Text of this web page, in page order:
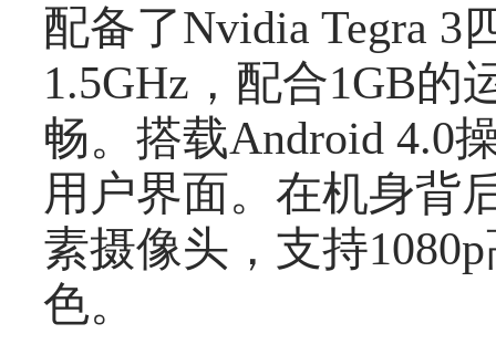
配备了Nvidia Tegra 3
1.5GHz，配合1GB的
畅。搭载Android 4.0
用户界面。在机身背
素摄像头，支持
色。